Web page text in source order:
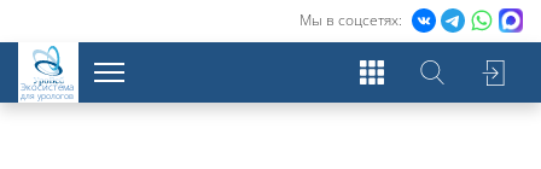
Мы в соцсетях:
Экосистема
для урологов